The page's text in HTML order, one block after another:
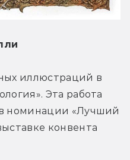
иллюстраций в
Эта работа
номинации «Лучший
конвента